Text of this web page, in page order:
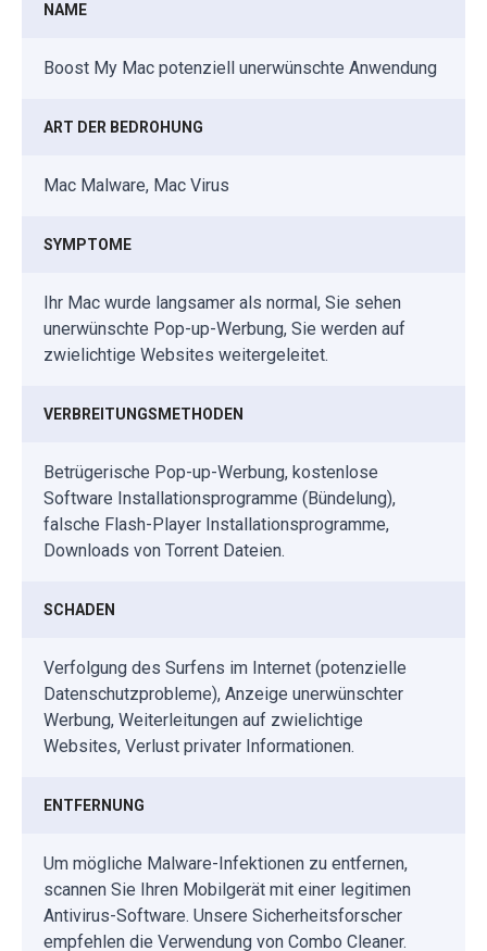
NAME
Boost My Mac potenziell unerwünschte Anwendung
ART DER BEDROHUNG
Mac Malware, Mac Virus
SYMPTOME
Ihr Mac wurde langsamer als normal, Sie sehen
unerwünschte Pop-up-Werbung, Sie werden auf
zwielichtige Websites weitergeleitet.
VERBREITUNGSMETHODEN
Betrügerische Pop-up-Werbung, kostenlose
Software Installationsprogramme (Bündelung),
falsche Flash-Player Installationsprogramme,
Downloads von Torrent Dateien.
SCHADEN
Verfolgung des Surfens im Internet (potenzielle
Datenschutzprobleme), Anzeige unerwünschter
Werbung, Weiterleitungen auf zwielichtige
Websites, Verlust privater Informationen.
ENTFERNUNG
Um mögliche Malware-Infektionen zu entfernen,
scannen Sie Ihren Mobilgerät mit einer legitimen
Antivirus-Software. Unsere Sicherheitsforscher
empfehlen die Verwendung von Combo Cleaner.